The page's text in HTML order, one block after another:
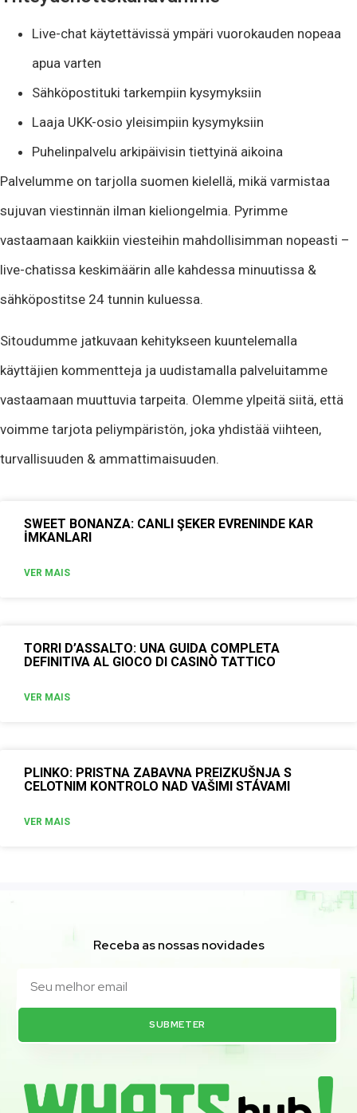
Live-chat käytettävissä ympäri vuorokauden nopeaa
apua varten
Sähköpostituki tarkempiin kysymyksiin
Laaja UKK-osio yleisimpiin kysymyksiin
Puhelinpalvelu arkipäivisin tiettyinä aikoina
Palvelumme on tarjolla suomen kielellä, mikä varmistaa
sujuvan viestinnän ilman kieliongelmia. Pyrimme
vastaamaan kaikkiin viesteihin mahdollisimman nopeasti –
live-chatissa keskimäärin alle kahdessa minuutissa &
sähköpostitse 24 tunnin kuluessa.
Sitoudumme jatkuvaan kehitykseen kuuntelemalla
käyttäjien kommentteja ja uudistamalla palveluitamme
vastaamaan muuttuvia tarpeita. Olemme ylpeitä siitä, että
voimme tarjota peliympäristön, joka yhdistää viihteen,
turvallisuuden & ammattimaisuuden.
SWEET BONANZA: CANLI ŞEKER EVRENINDE KAR
İMKANLARI
VER MAIS
TORRI D’ASSALTO: UNA GUIDA COMPLETA
DEFINITIVA AL GIOCO DI CASINÒ TATTICO
VER MAIS
PLINKO: PRISTNA ZABAVNA PREIZKUŠNJA S
CELOTNIM KONTROLO NAD VAŠIMI STÁVAMI
VER MAIS
Receba as nossas novidades
SUBMETER